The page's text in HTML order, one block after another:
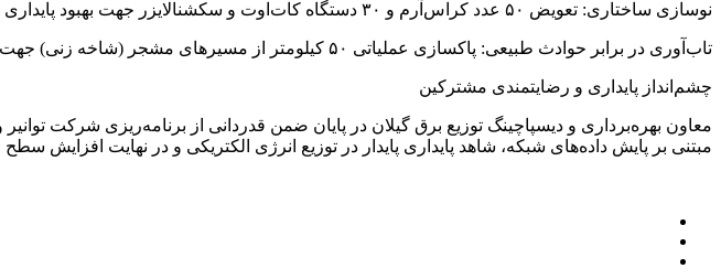
نوسازی ساختاری: تعویض ۵۰ عدد کراس‌آرم و ۳۰ دستگاه کات‌اوت و سکشنالایزر جهت بهبود پایداری مکانیکی و مانورپذیری شبکه.
تاب‌آوری در برابر حوادث طبیعی: پاکسازی عملیاتی ۵۰ کیلومتر از مسیرهای مشجر (شاخه زنی) جهت جلوگیری از تماس اشجار با خطوط در زمان وزش بادهای فصلی.
چشم‌انداز پایداری و رضایتمندی مشترکین
معاون بهره‌برداری و دیسپاچینگ توزیع برق گیلان در پایان ضمن قدردانی از برنامه‌ریزی شرکت
مبتنی بر پایش داده‌های شبکه، شاهد پایداری پایدار در توزیع انرژی الکتریکی و در نهایت افزایش